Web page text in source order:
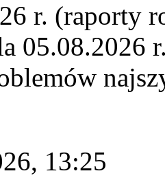
r. (raporty
05.08.2026
13:25